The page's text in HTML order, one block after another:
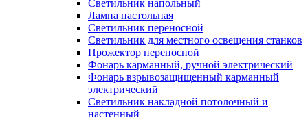
Светильник напольный
Лампа настольная
Светильник переносной
Светильник для местного освещения станков
Прожектор переносной
Фонарь карманный, ручной электрический
Фонарь взрывозащищенный карманный
электрический
Светильник накладной потолочный и
настенный